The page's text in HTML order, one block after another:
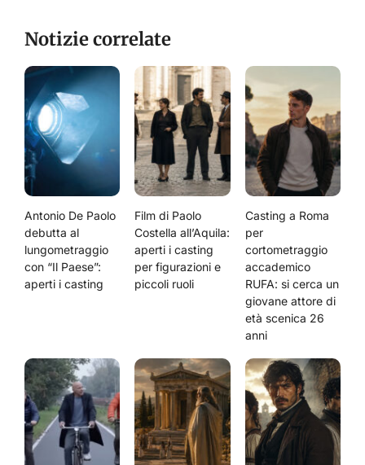
Notizie correlate
Antonio De Paolo
debutta al
lungometraggio
con “Il Paese”:
aperti i casting
Film di Paolo
Costella all’Aquila:
aperti i casting
per figurazioni e
piccoli ruoli
Casting a Roma
per
cortometraggio
accademico
RUFA: si cerca un
giovane attore di
età scenica 26
anni